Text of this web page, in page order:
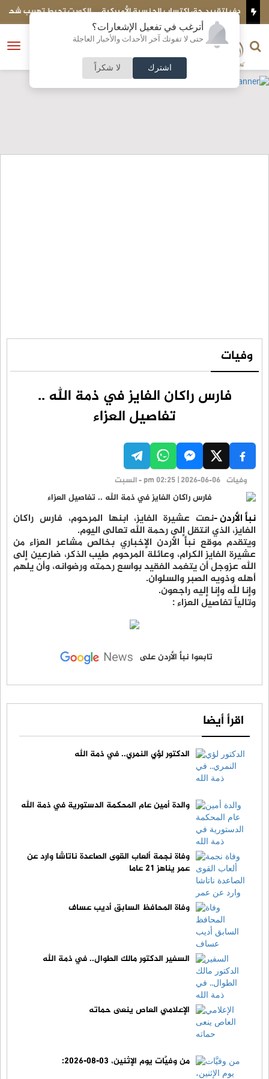
أترغب في تفعيل الإشعارات؟
حتى لا تفوتك آخر الأحداث والأخبار العاجلة
اشترك لا شكراً
الأميركية الكويت تحبط تهريب شحنة ضخمة إلى مصر..ماذا بداخلها؟
فتح
الناشر و رئيس التحرير
النسخة الكاملة
وفيات
فارس راكان الفايز في ذمة الله ..
تفاصيل العزاء
وفيات pm 02:25 | 2026-06-06 - السبت
نبأ الأردن -نعت عشيرة الفايز، ابنها المرحوم، فارس راكان
الفايز، الذي انتقل إلى رحمة الله تعالى اليوم.
ويتقدم موقع نبأ الأردن الإخباري بخالص مشاعر العزاء من
عشيرة الفايز الكرام، وعائلة المرحوم طيب الذكر، ضارعين إلى
الله عزوجل أن يتغمد الفقيد بواسع رحمته ورضوانه، وأن يلهم
أهله وذويه الصبر والسلوان.
وإنا لله وإنا إليه راجعون.
وتالياً تفاصيل العزاء :
تابعوا نبأ الأردن على
اقرأ أيضا
الدكتور لؤي النمري.. في ذمة الله
والدة أمين عام المحكمة الدستورية في ذمة الله
وفاة نجمة ألعاب القوى الصاعدة ناتاشا وارد عن
عمر يناهز 21 عاما
وفاة المحافظ السابق أديب عساف
السفير الدكتور مالك الطوال.. في ذمة الله
الإعلامي العاص ينعى حماته
من وفيَّات يوم الإثنين، 03-08-2026: